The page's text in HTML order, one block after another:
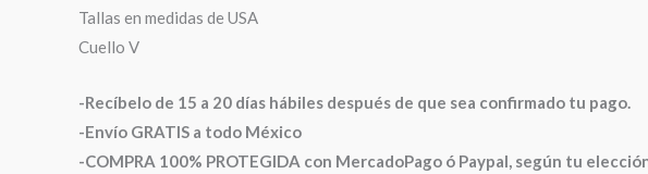
Tallas en medidas de USA
Cuello V
-Recíbelo de 15 a 20 días hábiles después de que sea confirmado tu pago.
-Envío GRATIS a todo México
-COMPRA 100% PROTEGIDA con MercadoPago ó Paypal, según tu